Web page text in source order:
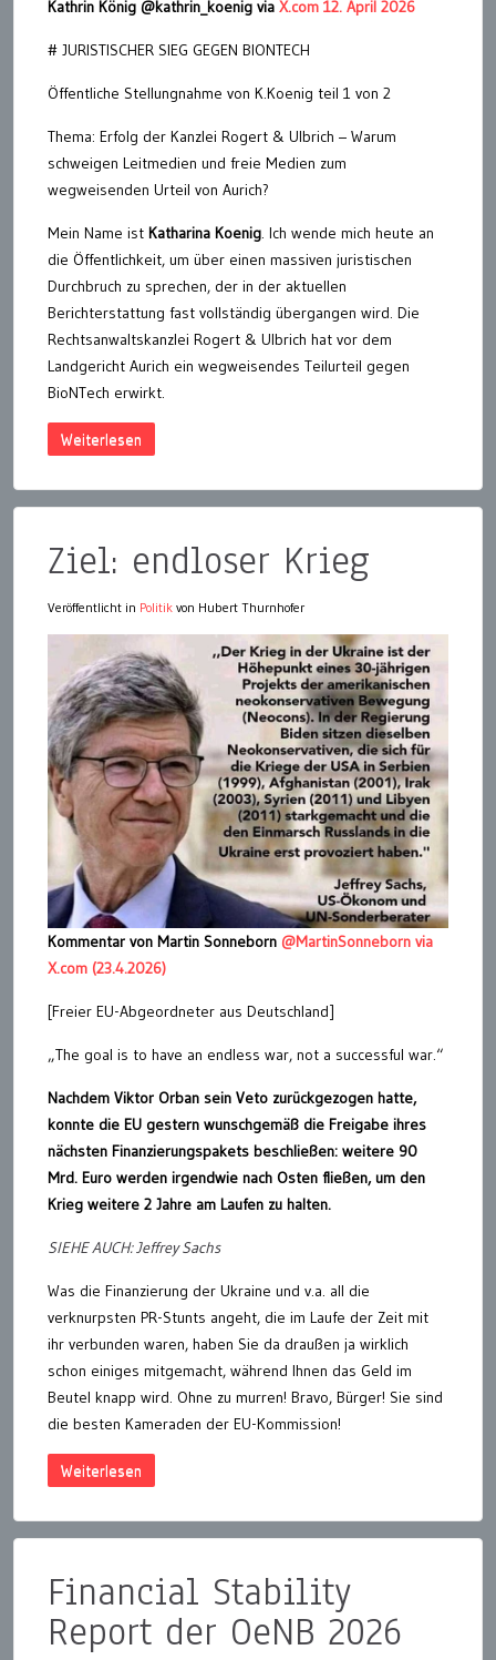
Kathrin König @kathrin_koenig via X.com 12. April 2026
# JURISTISCHER SIEG GEGEN BIONTECH
Öffentliche Stellungnahme von K.Koenig teil 1 von 2
Thema: Erfolg der Kanzlei Rogert & Ulbrich – Warum
schweigen Leitmedien und freie Medien zum
wegweisenden Urteil von Aurich?
Mein Name ist Katharina Koenig. Ich wende mich heute an
die Öffentlichkeit, um über einen massiven juristischen
Durchbruch zu sprechen, der in der aktuellen
Berichterstattung fast vollständig übergangen wird. Die
Rechtsanwaltskanzlei Rogert & Ulbrich hat vor dem
Landgericht Aurich ein wegweisendes Teilurteil gegen
BioNTech erwirkt.
Weiterlesen
Ziel: endloser Krieg
Veröffentlicht in Politik von Hubert Thurnhofer
Kommentar von Martin Sonneborn @MartinSonneborn via
X.com (23.4.2026)
[Freier EU-Abgeordneter aus Deutschland]
„The goal is to have an endless war, not a successful war.“
Nachdem Viktor Orban sein Veto zurückgezogen hatte,
konnte die EU gestern wunschgemäß die Freigabe ihres
nächsten Finanzierungspakets beschließen: weitere 90
Mrd. Euro werden irgendwie nach Osten fließen, um den
Krieg weitere 2 Jahre am Laufen zu halten.
SIEHE AUCH: Jeffrey Sachs
Was die Finanzierung der Ukraine und v.a. all die
verknurpsten PR-Stunts angeht, die im Laufe der Zeit mit
ihr verbunden waren, haben Sie da draußen ja wirklich
schon einiges mitgemacht, während Ihnen das Geld im
Beutel knapp wird. Ohne zu murren! Bravo, Bürger! Sie sind
die besten Kameraden der EU-Kommission!
Weiterlesen
Financial Stability
Report der OeNB 2026